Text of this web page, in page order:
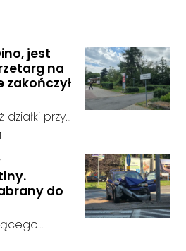
jest
na
zakończył
przy
i
się
Dino, do
się
komentarzy artykułu:
do
doszło w